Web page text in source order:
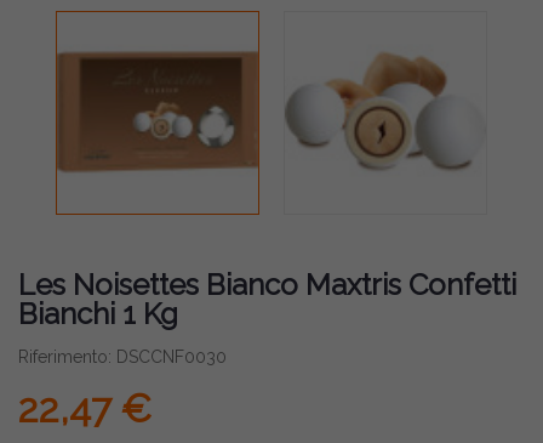
Les Noisettes Bianco Maxtris Confetti
Bianchi 1 Kg
Riferimento: DSCCNF0030
22,47 €